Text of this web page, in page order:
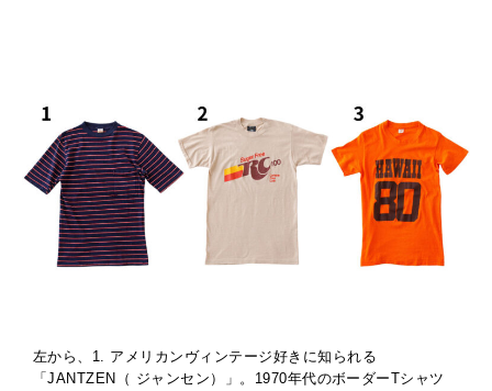
左から、1. アメリカンヴィンテージ好きに知られる
「JANTZEN（ ジャンセン）」。1970年代のボーダーTシャツ